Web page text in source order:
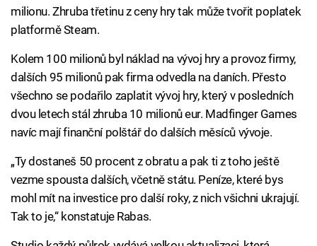
milionu. Zhruba třetinu z ceny hry tak může tvořit poplatek
platformě Steam.
Kolem 100 milionů byl náklad na vývoj hry a provoz firmy,
dalších 95 milionů pak firma odvedla na daních. Přesto
všechno se podařilo zaplatit vývoj hry, který v posledních
dvou letech stál zhruba 10 milionů eur. Madfinger Games
navíc mají finanční polštář do dalších měsíců vývoje.
„Ty dostaneš 50 procent z obratu a pak ti z toho ještě
vezme spousta dalších, včetně státu. Peníze, které bys
mohl mít na investice pro další roky, z nich všichni ukrajují.
Tak to je,“ konstatuje Rabas.